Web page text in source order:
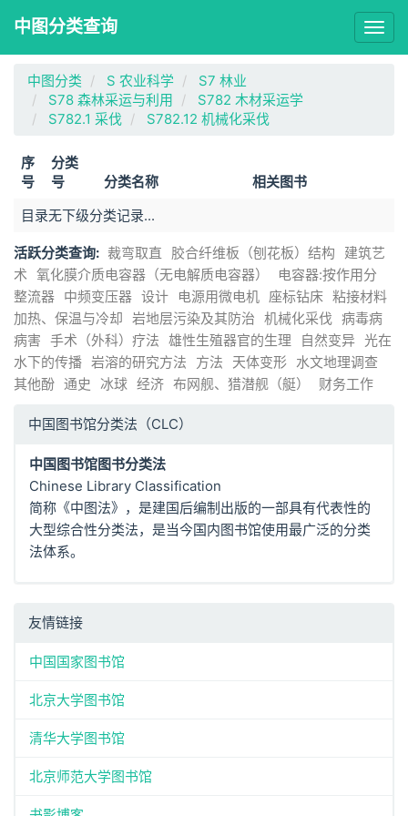
中图分类查询
中图分类 S 农业科学
S7 林业
S78 森林采运与利用
S782 木材采运学
S782.1 采伐
S782.12 机械化采伐
序
号
分类
号
分类名称
相关图书
目录无下级分类记录...
活跃分类查询: 裁弯取直 胶合纤维板（刨花板）结构
建筑艺
术 氧化膜介质电容器（无电解质电容器）
电容器:按作用分
整流器 中频变压器 设计 电源用微电机 座标钻床 粘接材料
加热、保温与冷却 岩地层污染及其防治 机械化采伐 病毒病
病害 手术（外科）疗法 雄性生殖器官的生理 自然变异 光在
水下的传播 岩溶的研究方法 方法 天体变形 水文地理调查
其他酚 通史 冰球 经济 布网舰、猎潜舰（艇） 财务工作
中国图书馆分类法（CLC）
中国图书馆图书分类法
Chinese Library Classification
简称《中图法》，是建国后编制出版的一部具有代表性的
大型综合性分类法，是当今国内图书馆使用最广泛的分类
法体系。
友情链接
中国国家图书馆
北京大学图书馆
清华大学图书馆
北京师范大学图书馆